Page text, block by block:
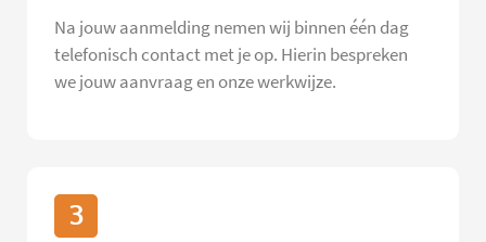
Na jouw aanmelding nemen wij binnen één dag
telefonisch contact met je op. Hierin bespreken
we jouw aanvraag en onze werkwijze.
3